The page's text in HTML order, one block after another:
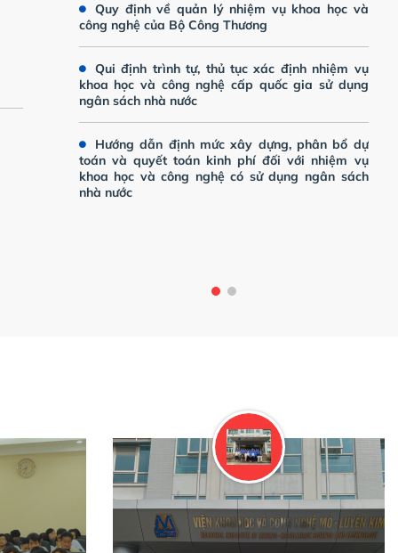
Quy định về quản lý nhiệm vụ khoa học và
công nghệ của Bộ Công Thương
Qui định trình tự, thủ tục xác định nhiệm vụ
khoa học và công nghệ cấp quốc gia sử dụng
ngân sách nhà nước
Hướng dẫn định mức xây dựng, phân bổ dự
toán và quyết toán kinh phí đối với nhiệm vụ
khoa học và công nghệ có sử dụng ngân sách
nhà nước